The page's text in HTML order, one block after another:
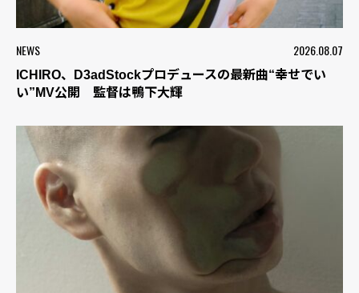
NEWS 2026.08.07
ICHIRO、D3adStockプロデュースの最新曲“幸せでい
い”MV公開 監督は鴨下大輝